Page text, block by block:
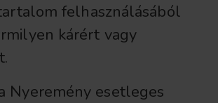
felhasználásából
kárért vagy
Nyeremény esetleges